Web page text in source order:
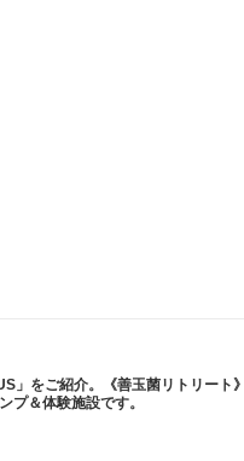
」をご紹介。《善玉菌リトリート》
プ＆体験施設です。